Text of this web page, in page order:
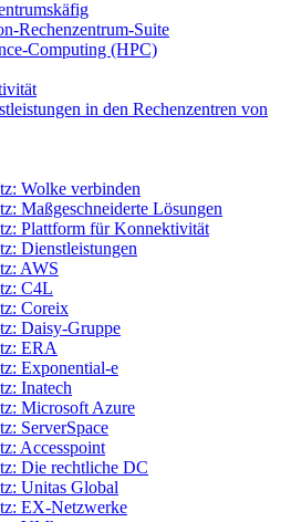
Rechenzentrum-Suite
Computing (HPC)
in den Rechenzentren von
Wolke verbinden
Maßgeschneiderte Lösungen
Plattform für Konnektivität
Dienstleistungen
AWS
C4L
Coreix
Daisy-Gruppe
ERA
Exponential-e
Inatech
Microsoft Azure
ServerSpace
Accesspoint
Die rechtliche DC
Unitas Global
EX-Netzwerke